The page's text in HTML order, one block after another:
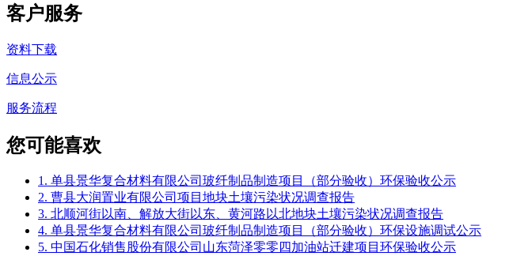
客户服务
资料下载
信息公示
服务流程
您可能喜欢
1. 单县景华复合材料有限公司玻纤制品制造项目（部分验收）环保验收公示
2. 曹县大润置业有限公司项目地块土壤污染状况调查报告
3. 北顺河街以南、解放大街以东、黄河路以北地块土壤污染状况调查报告
4. 单县景华复合材料有限公司玻纤制品制造项目（部分验收）环保设施调试公示
5. 中国石化销售股份有限公司山东菏泽零零四加油站迁建项目环保验收公示